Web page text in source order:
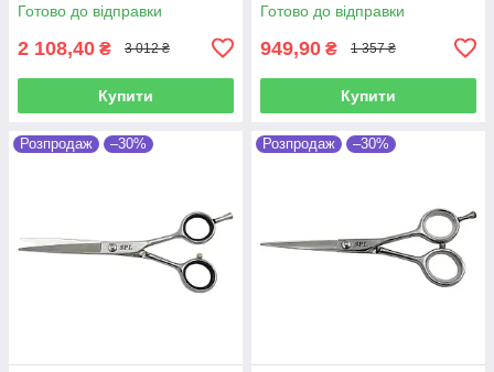
Готово до відправки
2 108,40 ₴ 3 012 ₴
Купити
Готово до відправки
949,90 ₴ 1 357 ₴
Купити
Розпродаж –30% Розпродаж –30%